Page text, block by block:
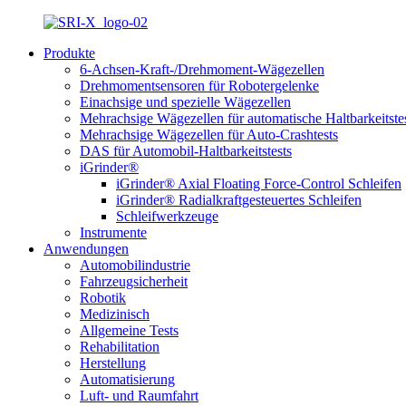
Produkte
6-Achsen-Kraft-/Drehmoment-Wägezellen
Drehmomentsensoren für Robotergelenke
Einachsige und spezielle Wägezellen
Mehrachsige Wägezellen für automatische
Mehrachsige Wägezellen für Auto-Crashtests
DAS für Automobil-Haltbarkeitstests
iGrinder®
iGrinder® Axial Floating Force-Control Schleifen
iGrinder® Radialkraftgesteuertes Schleifen
Schleifwerkzeuge
Instrumente
Anwendungen
Automobilindustrie
Fahrzeugsicherheit
Robotik
Medizinisch
Allgemeine Tests
Rehabilitation
Herstellung
Automatisierung
Luft- und Raumfahrt